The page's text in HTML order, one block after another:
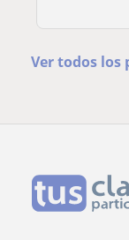
Ver todos los